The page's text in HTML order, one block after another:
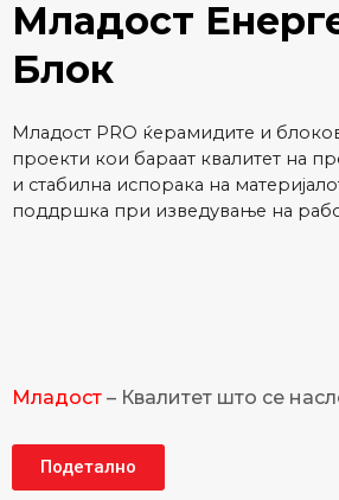
Младост
Блок
Младост PRO ќерамидите и
проекти кои бараат квалитет на
и стабилна испорака на
поддршка при изведување на
Mладост – Квалитет што се
Подетално